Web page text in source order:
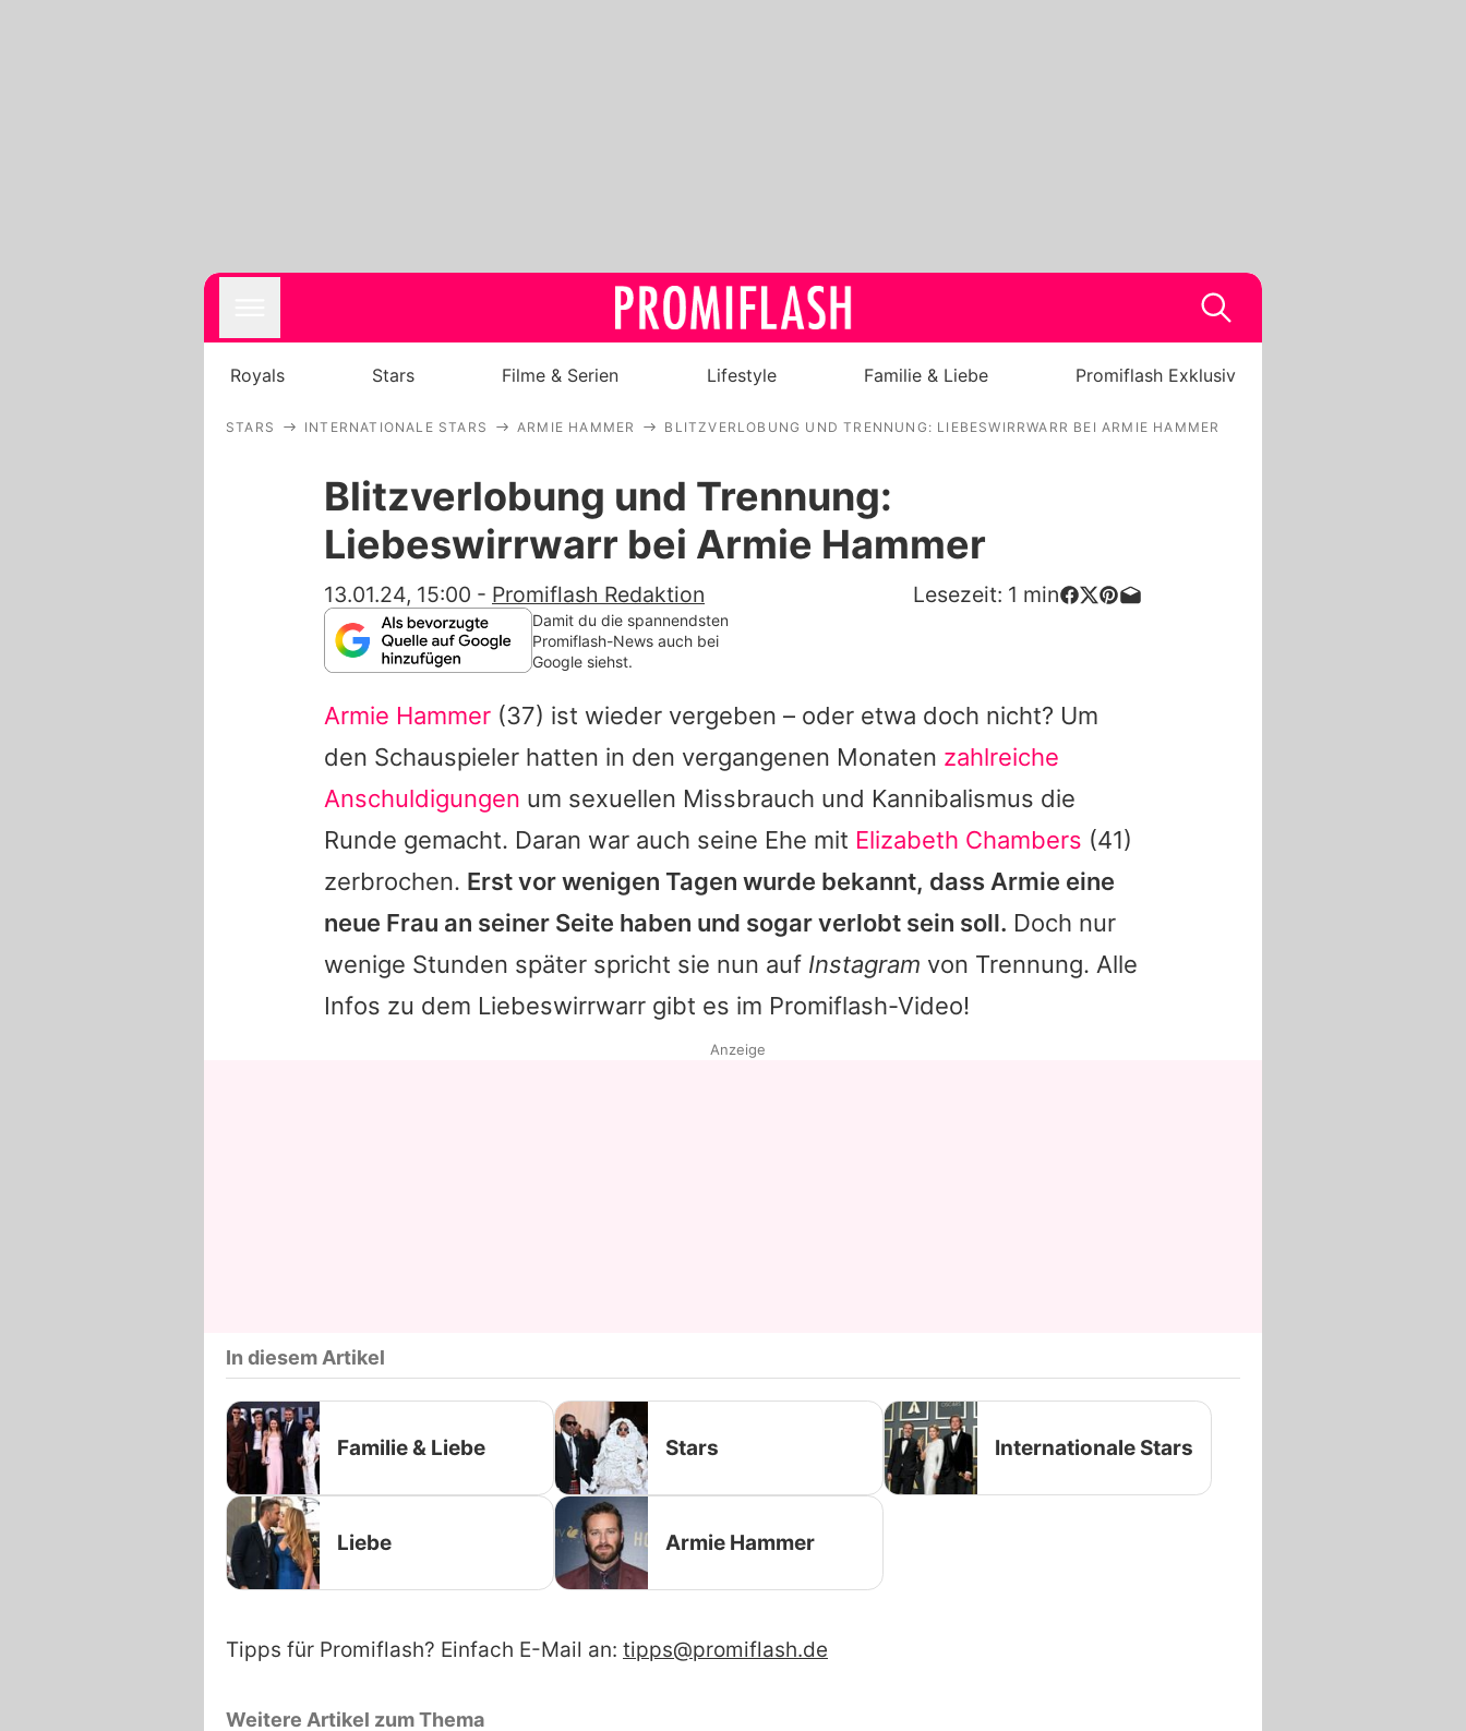
Royals
Stars
Filme & Serien
Familie & Liebe
Alle Themen auf Promiflash
App runterladen
Team
Redaktionelle Richtlinien
Impressum
Datenschutzerklärung
Nutzungsbedingungen
Royals Stars Filme & Serien Lifestyle Familie & Liebe Promiflash Exklusiv
STARS INTERNATIONALE STARS ARMIE HAMMER BLITZVERLOBUNG UND TRENNUNG: LIEBESWIRRWARR BEI ARMIE HAMMER
Blitzverlobung und Trennung:
Liebeswirrwarr bei Armie Hammer
13.01.24, 15:00 - Promiflash Redaktion Lesezeit: 1 min
Damit du die spannendsten
Promiflash-News auch bei
Google siehst.
Armie Hammer (37) ist wieder vergeben – oder etwa doch nicht? Um
den Schauspieler hatten in den vergangenen Monaten zahlreiche
Anschuldigungen um sexuellen Missbrauch und Kannibalismus die
Runde gemacht. Daran war auch seine Ehe mit Elizabeth Chambers (41)
zerbrochen. Erst vor wenigen Tagen wurde bekannt, dass Armie eine
neue Frau an seiner Seite haben und sogar verlobt sein soll. Doch nur
wenige Stunden später spricht sie nun auf Instagram von Trennung. Alle
Infos zu dem Liebeswirrwarr gibt es im Promiflash-Video!
Anzeige
In diesem Artikel
Familie & Liebe Stars Internationale Stars
Liebe Armie Hammer
Tipps für Promiflash? Einfach E-Mail an: tipps@promiflash.de
Weitere Artikel zum Thema